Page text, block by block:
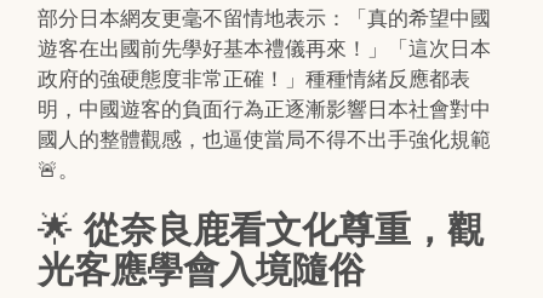
部分日本網友更毫不留情地表示：「真的希望中國
遊客在出國前先學好基本禮儀再來！」「這次日本
政府的強硬態度非常正確！」種種情緒反應都表
明，中國遊客的負面行為正逐漸影響日本社會對中
國人的整體觀感，也逼使當局不得不出手強化規範
🚨。
🌟從奈良鹿看文化尊重，觀
光客應學會入境隨俗